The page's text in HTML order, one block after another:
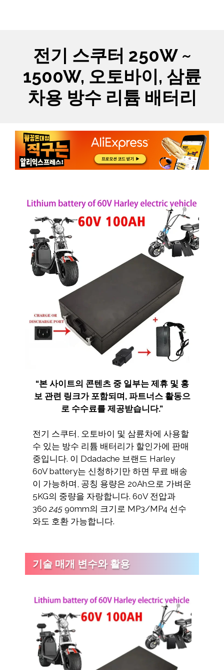
전기 스쿠터 250W ~
1500W, 오토바이, 삼륜
차용 방수 리튬 배터리
“본 사이트의 콘텐츠 중 일부는 제휴 및 홍
보 관련 링크가 포함되며, 파트너스 활동으
로 수수료를 제공받습니다.”
전기 스쿠터, 오토바이 및 삼륜차에 사용할
수 있는 방수 리튬 배터리가 할인가에 판매
중입니다. 이 Ddadache 브랜드 Harley
60V battery는 신청하기만 하면 무료 배송
이 가능하며, 공칭 용량은 20Ah으로 가벼운
5KG의 중량을 자랑합니다. 60V 전압과
360245 90mm의 크기로 MP3/MP4 선수
와도 호환 가능합니다.
기술 매개 변수와 활용